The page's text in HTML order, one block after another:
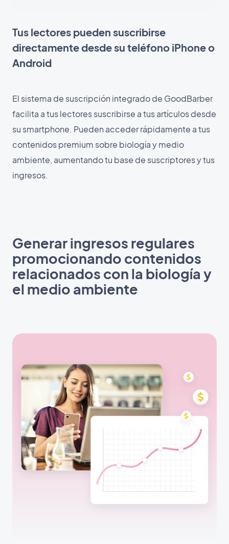
Tus lectores pueden suscribirse
directamente desde su teléfono iPhone o
Android
El sistema de suscripción integrado de GoodBarber
facilita a tus lectores suscribirse a tus artículos desde
su smartphone. Pueden acceder rápidamente a tus
contenidos premium sobre biología y medio
ambiente, aumentando tu base de suscriptores y tus
ingresos.
Generar ingresos regulares
promocionando contenidos
relacionados con la biología y
el medio ambiente